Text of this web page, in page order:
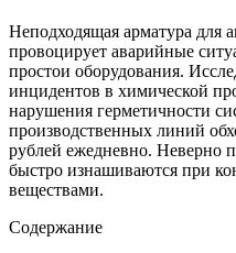
Неподходящая арматура для
провоцирует аварийные
простои оборудования.
инцидентов в химической
нарушения герметичности
производственных линий
рублей ежедневно. Неверно
быстро изнашиваются при
веществами.
Содержание